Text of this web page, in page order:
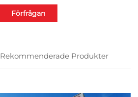
Förfrågan
Rekommenderade Produkter